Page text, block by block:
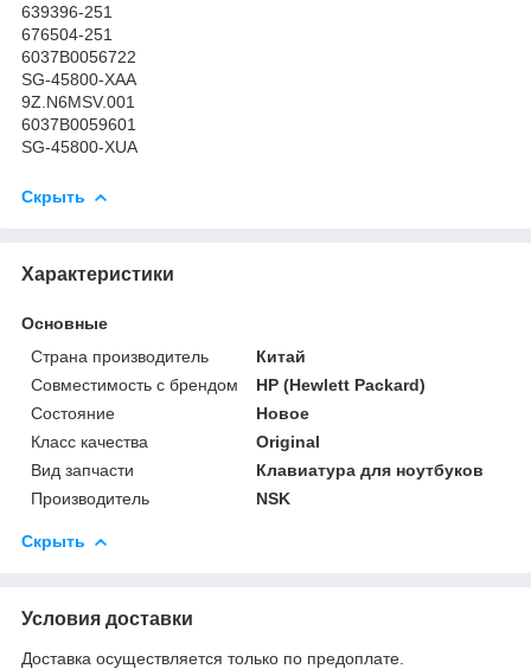
639396-251
676504-251
6037B0056722
SG-45800-XAA
9Z.N6MSV.001
6037B0059601
SG-45800-XUA
Скрыть
Характеристики
Основные
Страна производитель
Китай
Совместимость с брендом
HP (Hewlett Packard)
Состояние
Новое
Класс качества
Original
Вид запчасти
Клавиатура для ноутбуков
Производитель
NSK
Скрыть
Условия доставки
Доставка осуществляется только по предоплате.